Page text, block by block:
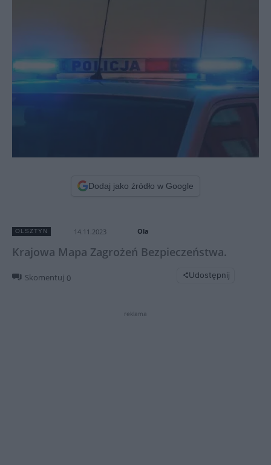
Dodaj jako źródło w Google
OLSZTYN 14.11.2023 Ola
Krajowa Mapa Zagrożeń Bezpieczeństwa.
Skomentuj 0 Udostępnij
reklama